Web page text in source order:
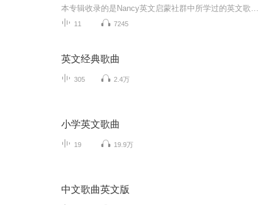
11 7245
英文经典歌曲
305 2.4万
小学英文歌曲
19 19.9万
中文歌曲英文版